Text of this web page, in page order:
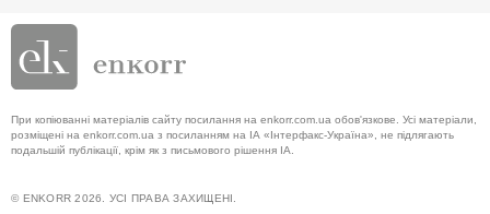
При копіюванні матеріалів сайту посилання на enkorr.com.ua обов'язкове. Усі матеріали,
розміщені на enkorr.com.ua з посиланням на ІА «Інтерфакс-Україна», не підлягають
подальшій публікації, крім як з письмового рішення ІА.
© ENKORR 2026. УСІ ПРАВА ЗАХИЩЕНІ.